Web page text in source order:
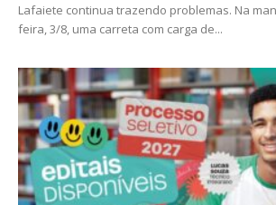
Lafaiete continua trazendo problemas. Na
feira, 3/8, uma carreta com carga de...